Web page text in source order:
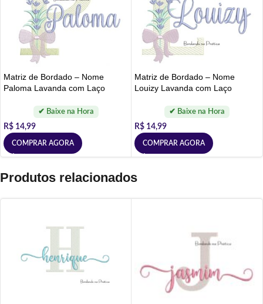
Matriz de Bordado – Nome
Paloma Lavanda com Laço
R$ 14,99
COMPRAR AGORA
Matriz de Bordado – Nome
Louizy Lavanda com Laço
R$ 14,99
COMPRAR AGORA
Produtos relacionados